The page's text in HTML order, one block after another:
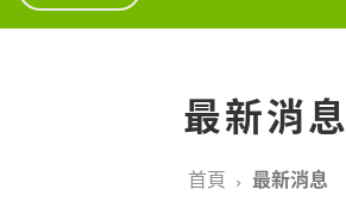
最新消息
首頁 最新消息